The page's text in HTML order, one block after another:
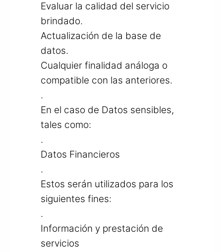
Evaluar la calidad del servicio
brindado.
Actualización de la base de
datos.
Cualquier finalidad análoga o
compatible con las anteriores.
.
En el caso de Datos sensibles,
tales como:
.
Datos Financieros
.
Estos serán utilizados para los
siguientes fines:
.
Información y prestación de
servicios